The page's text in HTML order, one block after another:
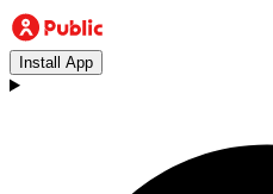
Install App